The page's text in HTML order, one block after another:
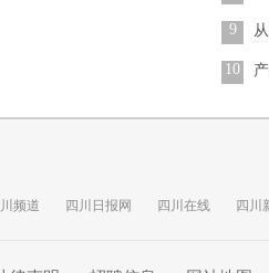
9
10
频道 四川日报网 四川在线 四川